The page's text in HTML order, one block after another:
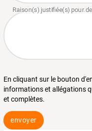
En cliquant sur le bouton
informations et allégations
et complètes.
envoyer